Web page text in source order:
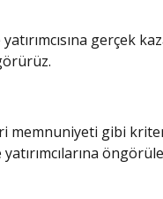
gerçek
memnuniyeti gibi